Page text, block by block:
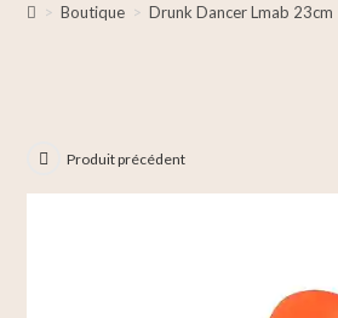
> Boutique > Drunk Dancer Lmab 23cm
Produit précédent